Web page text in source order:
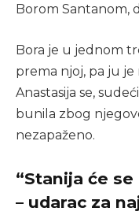
Borom Santanom,
Bora je u jednom
prema njoj, pa ju
Anastasija se,
bunila zbog
nezapaženo.
“Stanija će
– udarac za